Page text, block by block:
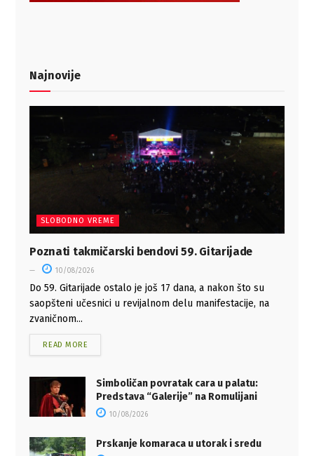
Najnovije
SLOBODNO VREME
Poznati takmičarski bendovi 59. Gitarijade
10/08/2026
Do 59. Gitarijade ostalo je još 17 dana, a nakon što su
saopšteni učesnici u revijalnom delu manifestacije, na
zvaničnom...
READ MORE
Simboličan povratak cara u palatu:
Predstava “Galerije” na Romulijani
10/08/2026
Prskanje komaraca u utorak i sredu